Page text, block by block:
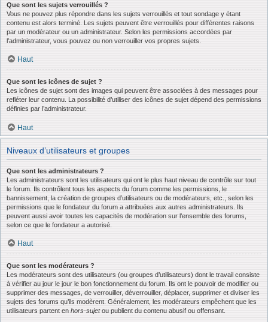
Que sont les sujets verrouillés ?
Vous ne pouvez plus répondre dans les sujets verrouillés et tout sondage y étant
contenu est alors terminé. Les sujets peuvent être verrouillés pour différentes raisons
par un modérateur ou un administrateur. Selon les permissions accordées par
l’administrateur, vous pouvez ou non verrouiller vos propres sujets.
Haut
Que sont les icônes de sujet ?
Les icônes de sujet sont des images qui peuvent être associées à des messages pour
refléter leur contenu. La possibilité d’utiliser des icônes de sujet dépend des permissions
définies par l’administrateur.
Haut
Niveaux d’utilisateurs et groupes
Que sont les administrateurs ?
Les administrateurs sont les utilisateurs qui ont le plus haut niveau de contrôle sur tout
le forum. Ils contrôlent tous les aspects du forum comme les permissions, le
bannissement, la création de groupes d’utilisateurs ou de modérateurs, etc., selon les
permissions que le fondateur du forum a attribuées aux autres administrateurs. Ils
peuvent aussi avoir toutes les capacités de modération sur l’ensemble des forums,
selon ce que le fondateur a autorisé.
Haut
Que sont les modérateurs ?
Les modérateurs sont des utilisateurs (ou groupes d’utilisateurs) dont le travail consiste
à vérifier au jour le jour le bon fonctionnement du forum. Ils ont le pouvoir de modifier ou
supprimer des messages, de verrouiller, déverrouiller, déplacer, supprimer et diviser les
sujets des forums qu’ils modèrent. Généralement, les modérateurs empêchent que les
utilisateurs partent en hors-sujetou publient du contenu abusif ou offensant.